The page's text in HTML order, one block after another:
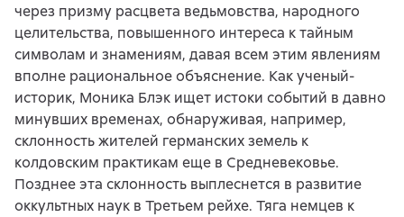
через призму расцвета ведьмовства, народного
целительства, повышенного интереса к тайным
символам и знамениям, давая всем этим явлениям
вполне рациональное объяснение. Как ученый-
историк, Моника Блэк ищет истоки событий в давно
минувших временах, обнаруживая, например,
склонность жителей германских земель к
колдовским практикам еще в Средневековье.
Позднее эта склонность выплеснется в развитие
оккультных наук в Третьем рейхе. Тяга немцев к